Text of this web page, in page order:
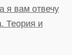
я вам отвечу
Теория и